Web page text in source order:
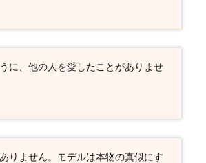
に、他の人を愛したことがありませ
りません。モデルは本物の真似にす